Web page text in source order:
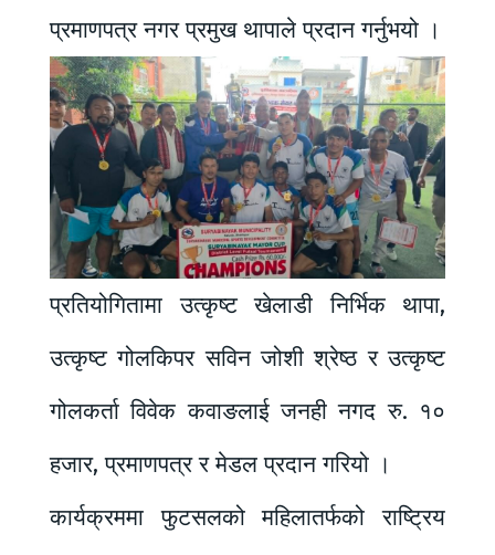
प्रमाणपत्र नगर प्रमुख थापाले प्रदान गर्नुभयो ।
प्रतियोगितामा उत्कृष्ट खेलाडी निर्भिक थापा,
उत्कृष्ट गोलकिपर सविन जोशी श्रेष्ठ र उत्कृष्ट
गोलकर्ता विवेक कवाङलाई जनही नगद रु. १०
हजार, प्रमाणपत्र र मेडल प्रदान गरियो ।
कार्यक्रममा फुटसलको महिलातर्फको राष्ट्रिय